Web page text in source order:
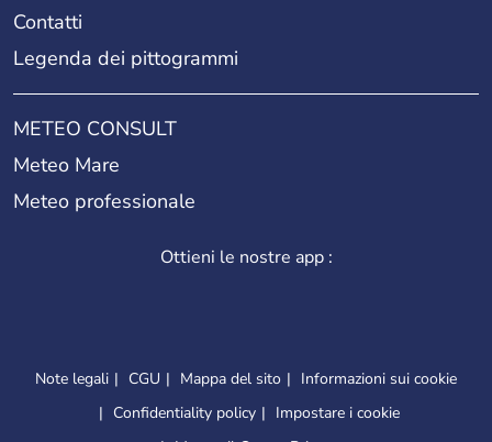
Contatti
Legenda dei pittogrammi
METEO CONSULT
Meteo Mare
Meteo professionale
Ottieni le nostre app :
Note legali CGU Mappa del sito
Informazioni sui cookie
Confidentiality policy
Impostare i cookie